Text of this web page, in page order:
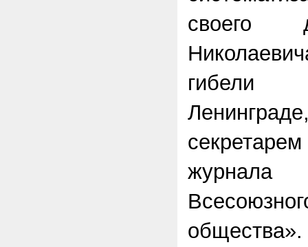
своего
гибели